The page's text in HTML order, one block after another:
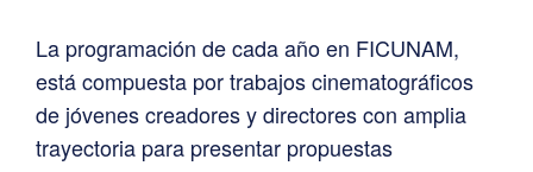
La programación de cada año en FICUNAM,
está compuesta por trabajos cinematográficos
de jóvenes creadores y directores con amplia
trayectoria para presentar propuestas